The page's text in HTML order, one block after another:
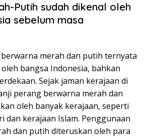
Putih sudah dikenal oleh
sebelum masa
merah dan putih ternyata
bangsa Indonesia, bahkan
Sejak jaman kerajaan di
perang berwarna merah dan
oleh banyak kerajaan, seperti
dan kerajaan Islam. Penggunaan
dan putih diteruskan oleh para